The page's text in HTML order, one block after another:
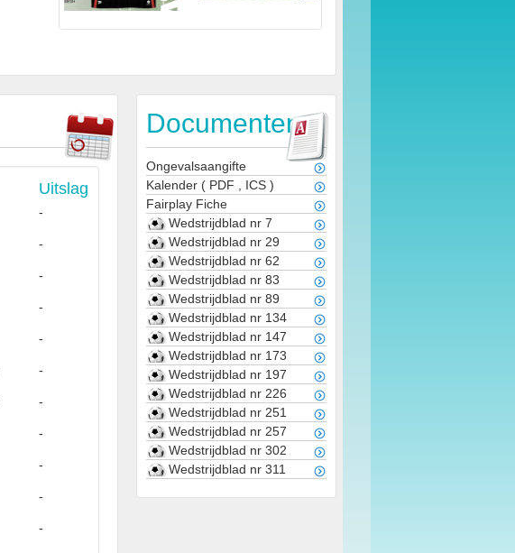
Uitslag
-
-
-
-
-
-
-
-
-
-
-
Documenten
Ongevalsaangifte
Kalender ( PDF ICS )
Fairplay Fiche
Wedstrijdblad nr 7
Wedstrijdblad nr 29
Wedstrijdblad nr 62
Wedstrijdblad nr 83
Wedstrijdblad nr 89
Wedstrijdblad nr 134
Wedstrijdblad nr 147
Wedstrijdblad nr 173
Wedstrijdblad nr 197
Wedstrijdblad nr 226
Wedstrijdblad nr 251
Wedstrijdblad nr 257
Wedstrijdblad nr 302
Wedstrijdblad nr 311